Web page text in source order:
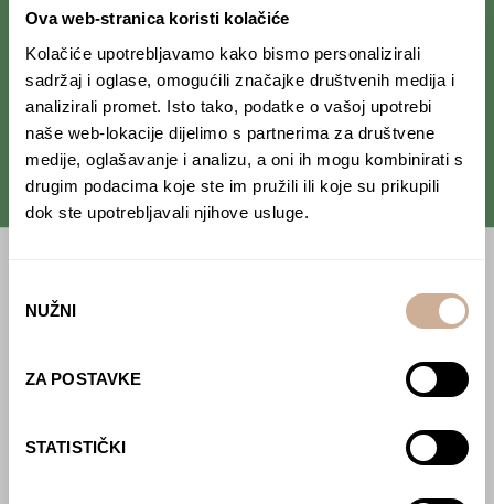
Ova web-stranica koristi kolačiće
Kolačiće upotrebljavamo kako bismo personalizirali
sadržaj i oglase, omogućili značajke društvenih medija i
analizirali promet. Isto tako, podatke o vašoj upotrebi
naše web-lokacije dijelimo s partnerima za društvene
medije, oglašavanje i analizu, a oni ih mogu kombinirati s
drugim podacima koje ste im pružili ili koje su prikupili
dok ste upotrebljavali njihove usluge.
pristanka
NUŽNI
ZA POSTAVKE
STATISTIČKI
Od Norveške do Antarktike i od Južne Amerike
reportaže i fotke. Budi uvijek u toku ine
propusti novosti iz svijeta ekspedicionizma i
kulture